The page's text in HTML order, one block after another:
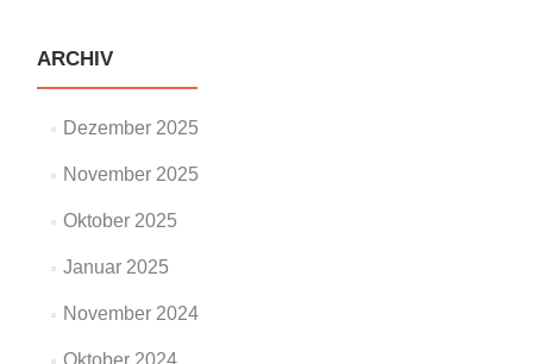
ARCHIV
Dezember 2025
November 2025
Oktober 2025
Januar 2025
November 2024